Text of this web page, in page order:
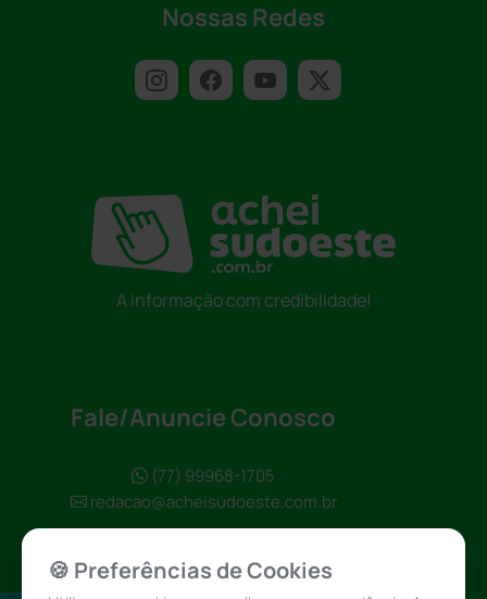
Nossas Redes
A informação com credibilidade!
Fale/Anuncie Conosco
(77) 99968-1705
redacao@acheisudoeste.com.br
🍪 Preferências de Cookies